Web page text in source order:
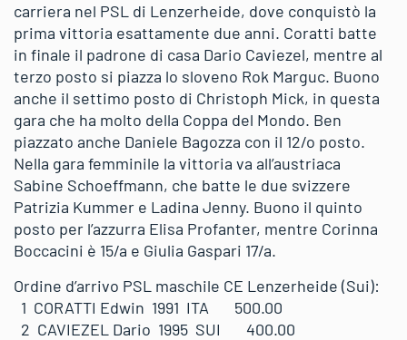
carriera nel PSL di Lenzerheide, dove conquistò la
prima vittoria esattamente due anni. Coratti batte
in finale il padrone di casa Dario Caviezel, mentre al
terzo posto si piazza lo sloveno Rok Marguc. Buono
anche il settimo posto di Christoph Mick, in questa
gara che ha molto della Coppa del Mondo. Ben
piazzato anche Daniele Bagozza con il 12/o posto.
Nella gara femminile la vittoria va all’austriaca
Sabine Schoeffmann, che batte le due svizzere
Patrizia Kummer e Ladina Jenny. Buono il quinto
posto per l’azzurra Elisa Profanter, mentre Corinna
Boccacini è 15/a e Giulia Gaspari 17/a.
Ordine d’arrivo PSL maschile CE Lenzerheide (Sui):
1 CORATTI Edwin 1991 ITA 500.00
2 CAVIEZEL Dario 1995 SUI 400.00